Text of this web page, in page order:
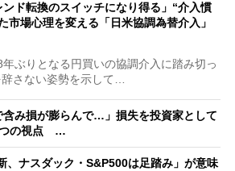
ンド転換のスイッチになり得る」“介入慣
市場心理を変える「日米協調為替介入」
ぶりとなる円買いの協調介入に踏み切っ
さない姿勢を示して…
含み損が膨らんで…」損失を投資家として
つの視点 …
、ナスダック・S&P500は足踏み」が意味